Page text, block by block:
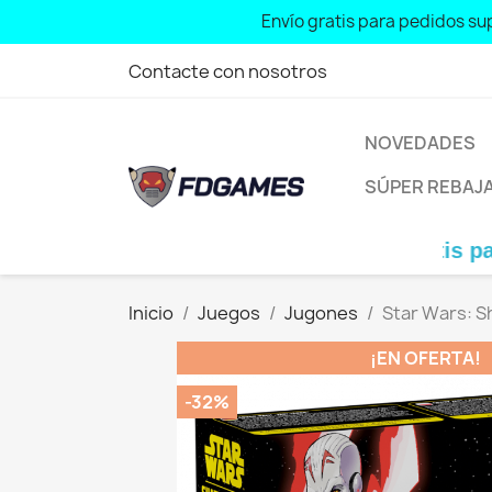
Free shipping for orders over: €
Contacte con nosotros
NOVEDADES
SÚPER
Envío gratis para
Inicio Juegos Jugones
Star Wars:
¡EN OFERTA!
-32%